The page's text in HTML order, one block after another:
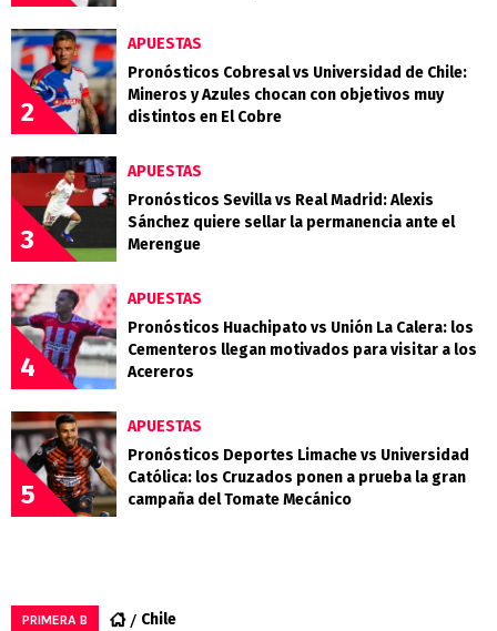
2
APUESTAS
Pronósticos Cobresal vs Universidad de Chile:
Mineros y Azules chocan con objetivos muy
distintos en El Cobre
3
APUESTAS
Pronósticos Sevilla vs Real Madrid: Alexis
Sánchez quiere sellar la permanencia ante el
Merengue
4
APUESTAS
Pronósticos Huachipato vs Unión La Calera: los
Cementeros llegan motivados para visitar a los
Acereros
5
APUESTAS
Pronósticos Deportes Limache vs Universidad
Católica: los Cruzados ponen a prueba la gran
campaña del Tomate Mecánico
PRIMERA B Chile